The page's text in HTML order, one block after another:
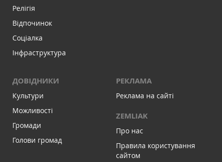
Релігія
Відпочинок
Соціалка
Інфраструктура
ДОВІДНИКИ
Культури
Можливості
Громади
Голови громад
РЕКЛАМА
Реклама на сайті
ZEMLIAK
Про нас
Правила користування
сайтом